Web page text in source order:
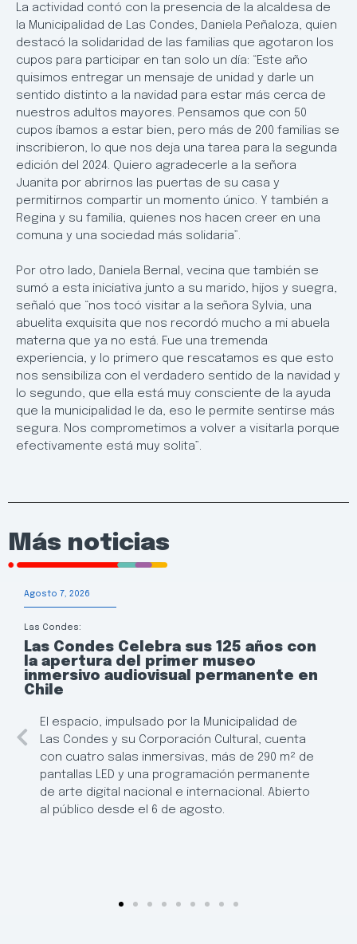
La actividad contó con la presencia de la alcaldesa de
la Municipalidad de Las Condes, Daniela Peñaloza, quien
destacó la solidaridad de las familias que agotaron los
cupos para participar en tan solo un día: “Este año
quisimos entregar un mensaje de unidad y darle un
sentido distinto a la navidad para estar más cerca de
nuestros adultos mayores. Pensamos que con 50
cupos íbamos a estar bien, pero más de 200 familias se
inscribieron, lo que nos deja una tarea para la segunda
edición del 2024. Quiero agradecerle a la señora
Juanita por abrirnos las puertas de su casa y
permitirnos compartir un momento único. Y también a
Regina y su familia, quienes nos hacen creer en una
comuna y una sociedad más solidaria”.
Por otro lado, Daniela Bernal, vecina que también se
sumó a esta iniciativa junto a su marido, hijos y suegra,
señaló que “nos tocó visitar a la señora Sylvia, una
abuelita exquisita que nos recordó mucho a mi abuela
materna que ya no está. Fue una tremenda
experiencia, y lo primero que rescatamos es que esto
nos sensibiliza con el verdadero sentido de la navidad y
lo segundo, que ella está muy consciente de la ayuda
que la municipalidad le da, eso le permite sentirse más
segura. Nos comprometimos a volver a visitarla porque
efectivamente está muy solita”.
Más noticias
Agosto 7, 2026
Las Condes:
Las Condes Celebra sus 125 años con
la apertura del primer museo
inmersivo audiovisual permanente en
Chile
El espacio, impulsado por la Municipalidad de
Las Condes y su Corporación Cultural, cuenta
con cuatro salas inmersivas, más de 290 m² de
pantallas LED y una programación permanente
de arte digital nacional e internacional. Abierto
al público desde el 6 de agosto.